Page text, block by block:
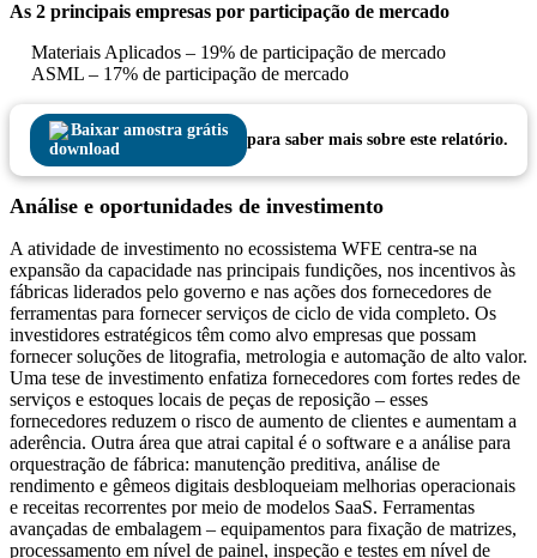
As 2 principais empresas por participação de mercado
Materiais Aplicados – 19% de participação de mercado
ASML – 17% de participação de mercado
Baixar amostra grátis
para saber mais sobre este relatório.
Análise e oportunidades de investimento
A atividade de investimento no ecossistema WFE centra-se na
expansão da capacidade nas principais fundições, nos incentivos às
fábricas liderados pelo governo e nas ações dos fornecedores de
ferramentas para fornecer serviços de ciclo de vida completo. Os
investidores estratégicos têm como alvo empresas que possam
fornecer soluções de litografia, metrologia e automação de alto valor.
Uma tese de investimento enfatiza fornecedores com fortes redes de
serviços e estoques locais de peças de reposição – esses
fornecedores reduzem o risco de aumento de clientes e aumentam a
aderência. Outra área que atrai capital é o software e a análise para
orquestração de fábrica: manutenção preditiva, análise de
rendimento e gêmeos digitais desbloqueiam melhorias operacionais
e receitas recorrentes por meio de modelos SaaS. Ferramentas
avançadas de embalagem – equipamentos para fixação de matrizes,
processamento em nível de painel, inspeção e testes em nível de